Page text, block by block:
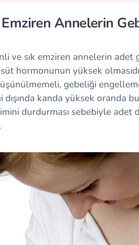
Annelerin
ve sık emziren annelerin adet
hormonunun yüksek
gebeliği
dışında kanda yüksek oranda
durdurması sebebiyle adet